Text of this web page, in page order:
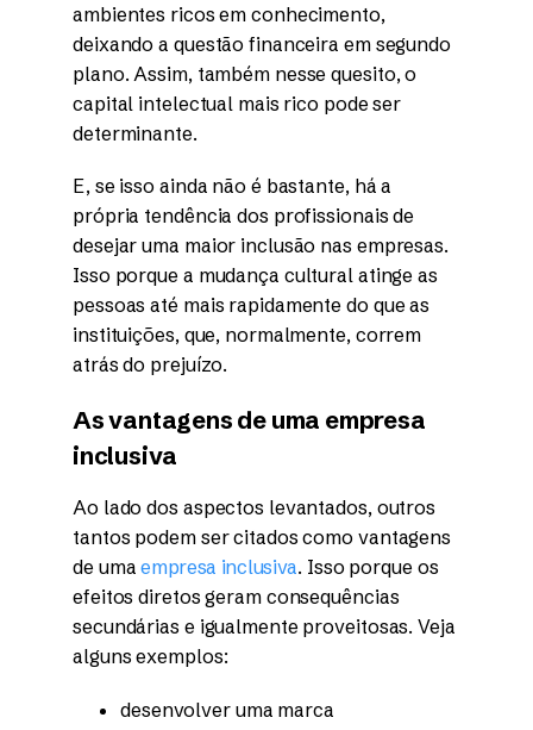
ambientes ricos em conhecimento,
deixando a questão financeira em segundo
plano. Assim, também nesse quesito, o
capital intelectual mais rico pode ser
determinante.
E, se isso ainda não é bastante, há a
própria tendência dos profissionais de
desejar uma maior inclusão nas empresas.
Isso porque a mudança cultural atinge as
pessoas até mais rapidamente do que as
instituições, que, normalmente, correm
atrás do prejuízo.
As vantagens de uma empresa
inclusiva
Ao lado dos aspectos levantados, outros
tantos podem ser citados como vantagens
de uma empresa inclusiva. Isso porque os
efeitos diretos geram consequências
secundárias e igualmente proveitosas. Veja
alguns exemplos:
desenvolver uma marca